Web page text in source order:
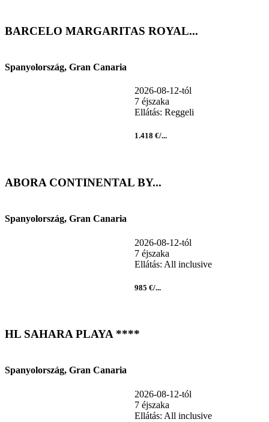
BARCELO MARGARITAS ROYAL...
Spanyolország, Gran Canaria
2026-08-12-tól
7 éjszaka
Ellátás: Reggeli
1.418 €/...
ABORA CONTINENTAL BY...
Spanyolország, Gran Canaria
2026-08-12-tól
7 éjszaka
Ellátás: All inclusive
985 €/...
HL SAHARA PLAYA ****
Spanyolország, Gran Canaria
2026-08-12-tól
7 éjszaka
Ellátás: All inclusive